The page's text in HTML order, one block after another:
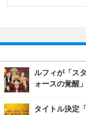
ルフィが「ス
ォースの覚醒
タイトル決定